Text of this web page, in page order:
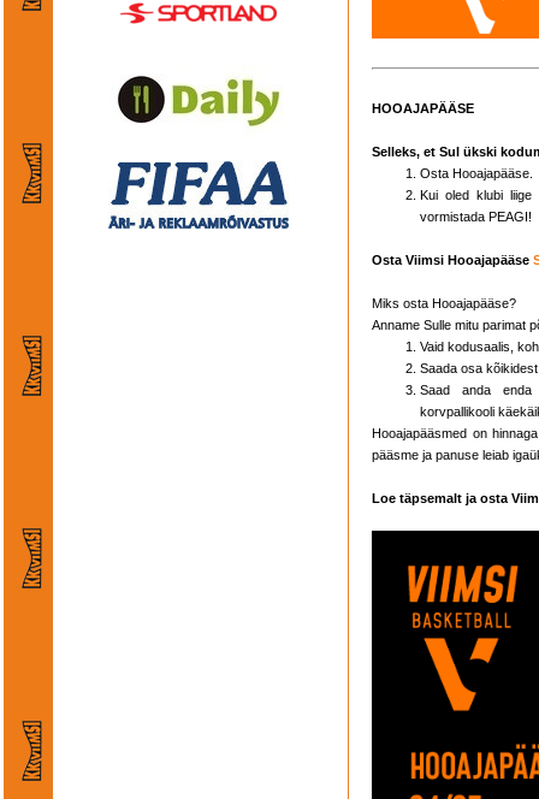
HOOAJAPÄÄSE
Selleks, et Sul ükski
Osta Hooajapääse.
Kui oled klubi liige
vormistada PEAGI!
Osta Viimsi Hooajapääse
Miks osta Hooajapääse?
Anname Sulle mitu parimat
Vaid kodusaalis,
Saada osa
Saad anda enda
korvpallikooli
Hooajapääsmed on
pääsme ja panuse leiab
Loe täpsemalt ja osta